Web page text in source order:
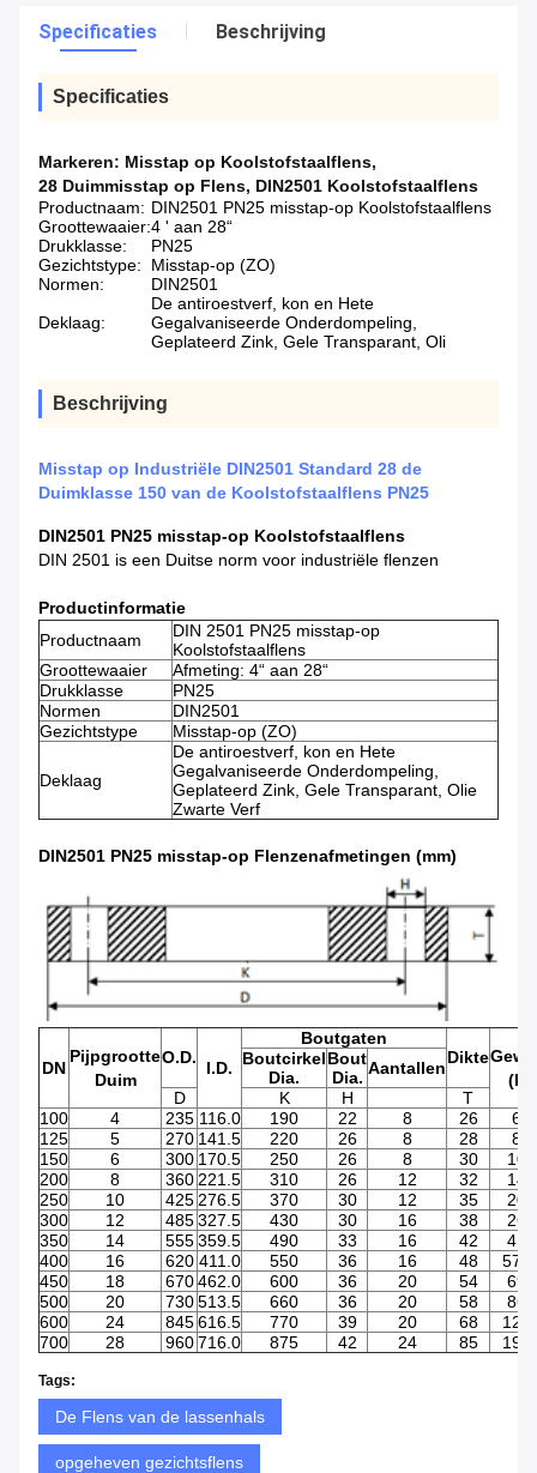
Specificaties Beschrijving
Specificaties
Markeren: Misstap op Koolstofstaalflens,
28 Duimmisstap op Flens, DIN2501 Koolstofstaalflens
Productnaam: DIN2501 PN25 misstap-op Koolstofstaalflens
Groottewaaier:4 ' aan 28“
Drukklasse:
PN25
Gezichtstype:
Misstap-op (ZO)
Normen:
DIN2501
Deklaag:
De antiroestverf, kon en Hete
Gegalvaniseerde Onderdompeling,
Geplateerd Zink, Gele Transparant, Oli
Beschrijving
Misstap op Industriële DIN2501 Standard 28 de
Duimklasse 150 van de Koolstofstaalflens PN25
DIN2501 PN25 misstap-op Koolstofstaalflens
DIN 2501 is een Duitse norm voor industriële flenzen
Productinformatie
Productnaam
DIN 2501 PN25 misstap-op
Koolstofstaalflens
Groottewaaier
Afmeting: 4“ aan 28“
Drukklasse
PN25
Normen
DIN2501
Gezichtstype
Misstap-op (ZO)
Deklaag
De antiroestverf, kon en Hete
Gegalvaniseerde Onderdompeling,
Geplateerd Zink, Gele Transparant, Olie
Zwarte Verf
DIN2501 PN25 misstap-op Flenzenafmetingen (mm)
DN
Pijpgrootte
Duim
O.D.
I.D.
Boutgaten
Dikte
Boutcirkel
Dia.
Bout
Dia. Aantallen
D
K H
T
100
4 235 116.0 190 22 8 26
6.1
125
5 270 141.5 220 26 8 28
8.2
150
6 300 170.5 250 26 8 30
200
8 360 221.5 310 26 12 32
250
10 425 276.5 370 30 12 35
300
12 485 327.5 430 30 16 38
350
14 555 359.5 490 33 16 42
400
16 620 411.0 550 36 16 48
450
18 670 462.0 600 36 20 54
500
20 730 513.5 660 36 20 58
600
24 845 616.5 770 39 20 68
700
28 960 716.0 875 42 24 85
Tags:
De Flens van de lassenhals
opgeheven gezichtsflens